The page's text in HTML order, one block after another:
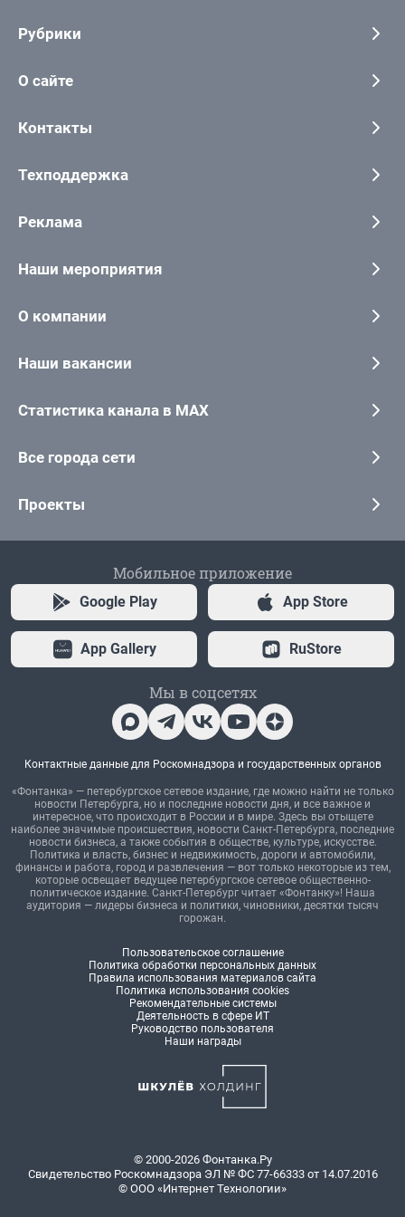
Рубрики
О сайте
Контакты
Техподдержка
Реклама
Наши мероприятия
О компании
Наши вакансии
Статистика канала в MAX
Все города сети
Проекты
Мобильное приложение
Google Play App Store
App Gallery RuStore
Мы в соцсетях
Контактные данные для Роскомнадзора и государственных органов
«Фонтанка» — петербургское сетевое издание, где можно найти не только
новости Петербурга, но и последние новости дня, и все важное и
интересное, что происходит в России и в мире. Здесь вы отыщете
наиболее значимые происшествия, новости Санкт-Петербурга, последние
новости бизнеса, а также события в обществе, культуре, искусстве.
Политика и власть, бизнес и недвижимость, дороги и автомобили,
финансы и работа, город и развлечения — вот только некоторые из тем,
которые освещает ведущее петербургское сетевое общественно-
политическое издание. Санкт-Петербург читает «Фонтанку»! Наша
аудитория — лидеры бизнеса и политики, чиновники, десятки тысяч
горожан.
Пользовательское соглашение
Политика обработки персональных данных
Правила использования материалов сайта
Политика использования cookies
Рекомендательные системы
Деятельность в сфере ИТ
Руководство пользователя
Наши награды
© 2000-2026 Фонтанка.Ру
Свидетельство Роскомнадзора ЭЛ № ФС 77-66333 от 14.07.2016
© ООО «Интернет Технологии»